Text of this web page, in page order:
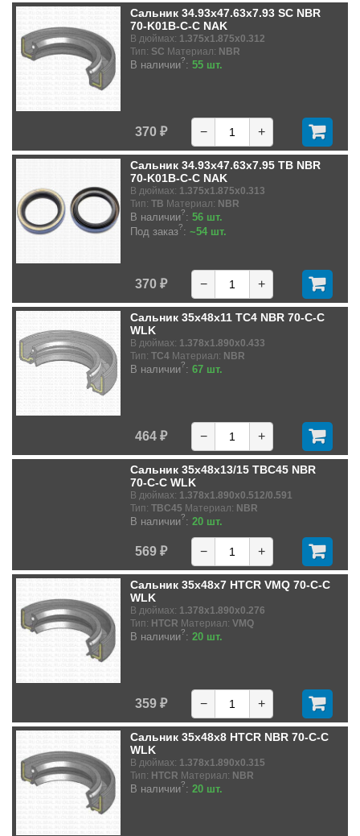
Сальник 34.93x47.63x7.93 SC NBR
70-K01B-C-C NAK
В дюймах: 1.375x1.875x0.312
Тип: SC Материал: NBR
В наличии?: 55 шт.
370 ₽ − +
Сальник 34.93x47.63x7.95 TB NBR
70-K01B-C-C NAK
В дюймах: 1.375x1.875x0.313
Тип: TB Материал: NBR
В наличии?: 56 шт.
Под заказ?: ~54 шт.
370 ₽ − +
Сальник 35x48x11 TC4 NBR 70-C-C
WLK
В дюймах: 1.378x1.890x0.433
Тип: TC4 Материал: NBR
В наличии?: 67 шт.
464 ₽ − +
Сальник 35x48x13/15 TBC45 NBR
70-C-C WLK
В дюймах: 1.378x1.890x0.512/0.591
Тип: TBC45 Материал: NBR
В наличии?: 20 шт.
569 ₽ − +
Сальник 35x48x7 HTCR VMQ 70-C-C
WLK
В дюймах: 1.378x1.890x0.276
Тип: HTCR Материал: VMQ
В наличии?: 20 шт.
359 ₽ − +
Сальник 35x48x8 HTCR NBR 70-C-C
WLK
В дюймах: 1.378x1.890x0.315
Тип: HTCR Материал: NBR
В наличии?: 20 шт.